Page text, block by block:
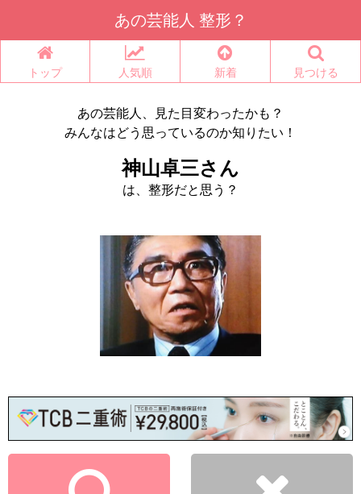
あの芸能人 整形？
トップ 人気順 新着 見つける
あの芸能人、見た目変わったかも？
みんなはどう思っているのか知りたい！
神山卓三さん
は、整形だと思う？